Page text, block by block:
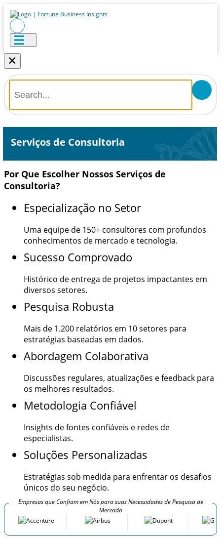
×
Serviços de Consultoria
Por Que Escolher Nossos Serviços de
Consultoria?
Especialização no Setor
Uma equipe de 150+ consultores com profundos
conhecimentos de mercado e tecnologia.
Sucesso Comprovado
Histórico de entrega de projetos impactantes em
diversos setores.
Pesquisa Robusta
Mais de 1.200 relatórios em 10 setores para
estratégias baseadas em dados.
Abordagem Colaborativa
Discussões regulares, atualizações e feedback para
os melhores resultados.
Metodologia Confiável
Insights de fontes confiáveis e redes de
especialistas.
Soluções Personalizadas
Estratégias sob medida para enfrentar os desafios
únicos do seu negócio.
Empresas que Confiam em Nós para suas Necessidades de Pesquisa de
Mercado